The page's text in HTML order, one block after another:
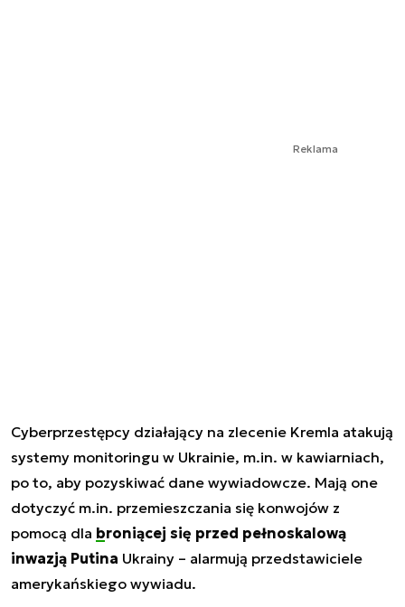
Reklama
Cyberprzestępcy działający na zlecenie Kremla atakują
systemy monitoringu w Ukrainie, m.in. w kawiarniach,
po to, aby pozyskiwać dane wywiadowcze. Mają one
dotyczyć m.in. przemieszczania się konwojów z
pomocą dla broniącej się przed pełnoskalową
inwazją Putina Ukrainy – alarmują przedstawiciele
amerykańskiego wywiadu.